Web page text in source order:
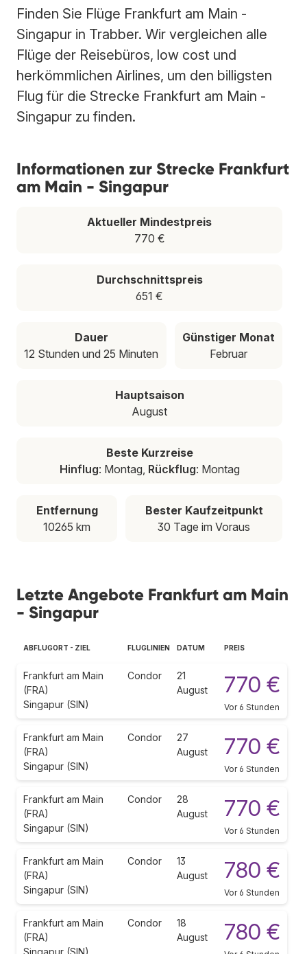
Finden Sie Flüge Frankfurt am Main -
Singapur in Trabber. Wir vergleichen alle
Flüge der Reisebüros, low cost und
herkömmlichen Airlines, um den billigsten
Flug für die Strecke Frankfurt am Main -
Singapur zu finden.
Informationen zur Strecke Frankfurt
am Main - Singapur
Aktueller Mindestpreis
770 €
Durchschnittspreis
651 €
Dauer
12 Stunden und 25 Minuten
Günstiger Monat
Februar
Hauptsaison
August
Beste Kurzreise
Hinflug: Montag, Rückflug: Montag
Entfernung
10265 km
Bester Kaufzeitpunkt
30 Tage im Voraus
Letzte Angebote Frankfurt am Main
- Singapur
ABFLUGORT - ZIEL FLUGLINIEN DATUM PREIS
Frankfurt am Main
(FRA)
Singapur (SIN)
Condor
21
August
770 €
Vor 6 Stunden
Frankfurt am Main
(FRA)
Singapur (SIN)
Condor
27
August
770 €
Vor 6 Stunden
Frankfurt am Main
(FRA)
Singapur (SIN)
Condor
28
August
770 €
Vor 6 Stunden
Frankfurt am Main
(FRA)
Singapur (SIN)
Condor
13
August
780 €
Vor 6 Stunden
Frankfurt am Main
(FRA)
Singapur (SIN)
Condor
18
August
780 €